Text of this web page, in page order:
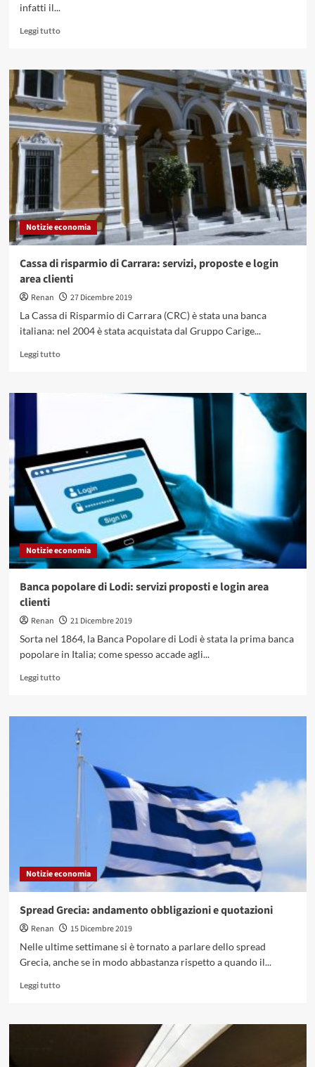
infatti il...
Leggi tuttoLeggi
su
Principio
di
cassa:
cos’è
e
come
funziona
esattamente?
Notizie economia
Cassa di risparmio di Carrara: servizi, proposte e login
area clienti
Renan
27 Dicembre 2019
La Cassa di Risparmio di Carrara (CRC) è stata una banca
italiana: nel 2004 è stata acquistata dal Gruppo Carige...
Leggi tuttoLeggi
Carrara:
servizi,
proposte
login
clienti
Notizie economia
Banca popolare di Lodi: servizi proposti e login area
clienti
Renan
21 Dicembre 2019
Sorta nel 1864, la Banca Popolare di Lodi è stata la prima banca
popolare in Italia; come spesso accade agli...
Leggi tuttoLeggi
su
Banca
popolare
Notizie economia
Spread Grecia: andamento obbligazioni e quotazioni
Renan
15 Dicembre 2019
Nelle ultime settimane si è tornato a parlare dello spread
Grecia, anche se in modo abbastanza rispetto a quando il...
Leggi tuttoLeggi
su